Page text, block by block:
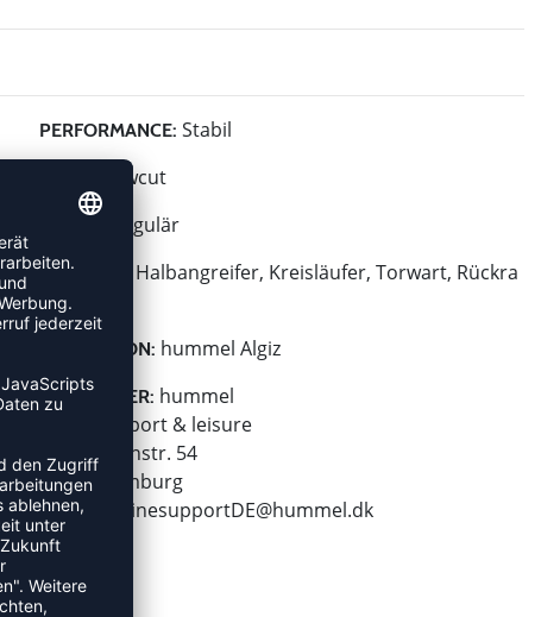
PERFORMANCE: Stabil
Lowcut
Regulär
POSITION:
Halbangreifer, Kreisläufer, Torwart, Rückra
um Mitte
KOLLEKTION: hummel Algiz
HERSTELLER: hummel
hummel sport & leisure
Leverkusenstr. 54
22761 Hamburg
E-Mail:
onlinesupportDE@hummel.dk